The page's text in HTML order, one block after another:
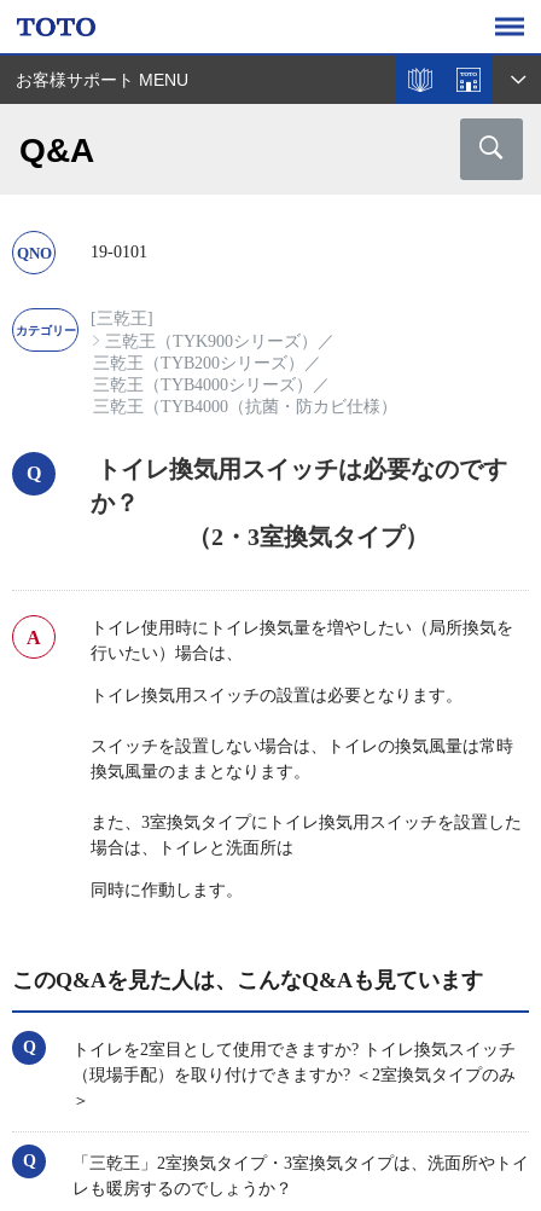
お客様サポート MENU
Q&A
19-0101
[三乾王]
三乾王（TYK900シリーズ）
／
三乾王（TYB200シリーズ）
／
三乾王（TYB4000シリーズ）
／
三乾王（TYB4000（抗菌・防カビ仕様）
トイレ換気用スイッチは必要なのです
か？
（2・3室換気タイプ）
トイレ使用時にトイレ換気量を増やしたい（局所換気を
行いたい）場合は、
トイレ換気用スイッチの設置は必要となります。
スイッチを設置しない場合は、トイレの換気風量は常時
換気風量のままとなります。
また、3室換気タイプにトイレ換気用スイッチを設置した
場合は、トイレと洗面所は
同時に作動します。
このQ&Aを見た人は、こんなQ&Aも見ています
トイレを2室目として使用できますか? トイレ換気スイッチ
（現場手配）を取り付けできますか? ＜2室換気タイプのみ
＞
「三乾王」2室換気タイプ・3室換気タイプは、洗面所やトイ
レも暖房するのでしょうか？